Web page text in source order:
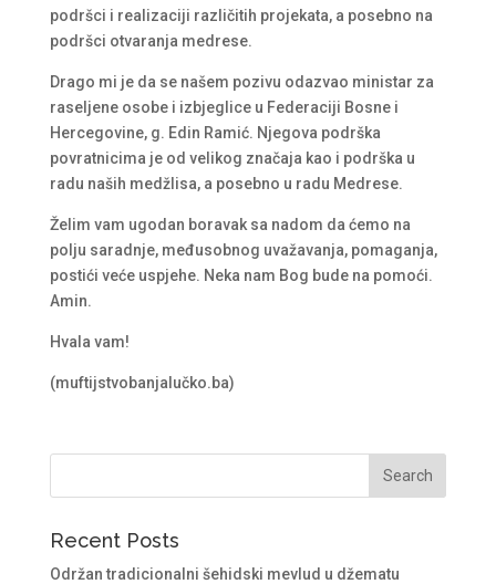
podršci i realizaciji različitih projekata, a posebno na
podršci otvaranja medrese.
Drago mi je da se našem pozivu odazvao ministar za
raseljene osobe i izbjeglice u Federaciji Bosne i
Hercegovine, g. Edin Ramić. Njegova podrška
povratnicima je od velikog značaja kao i podrška u
radu naših medžlisa, a posebno u radu Medrese.
Želim vam ugodan boravak sa nadom da ćemo na
polju saradnje, međusobnog uvažavanja, pomaganja,
postići veće uspjehe. Neka nam Bog bude na pomoći.
Amin.
Hvala vam!
(muftijstvobanjalučko.ba)
Recent Posts
Održan tradicionalni šehidski mevlud u džematu